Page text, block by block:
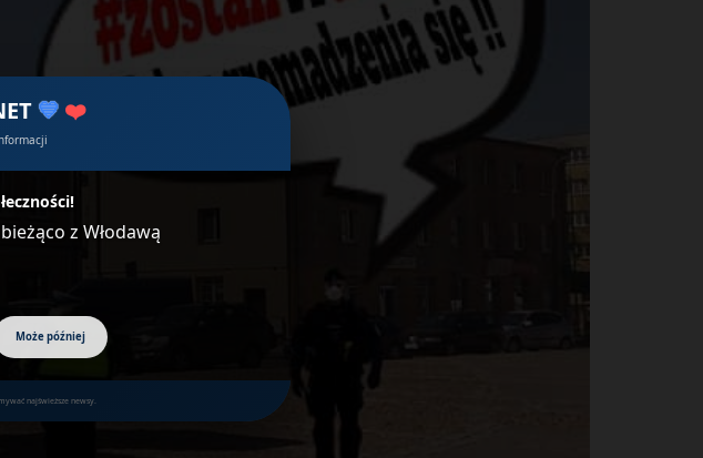
💙 ❤️
z Włodawą
Może później
najświeższe newsy.